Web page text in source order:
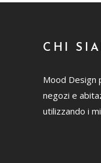
CHI
Mood Design
negozi e
utilizzando i